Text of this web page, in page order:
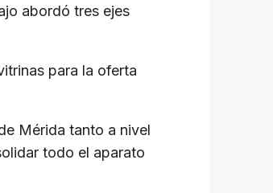
abordó tres ejes
para la oferta
Mérida tanto a nivel
todo el aparato